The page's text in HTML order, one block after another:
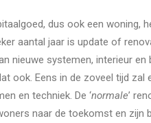
dus ook een woning,
aantal jaar is update of
nieuwe systemen, interieur
ook. Eens in de zoveel tijd
en techniek. De ‘normale’
naar de toekomst en zijn